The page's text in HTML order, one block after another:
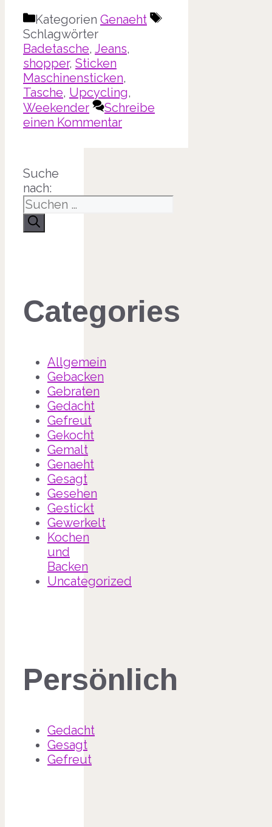
Kategorien Genaeht
Schlagwörter
Badetasche, Jeans,
shopper, Sticken
Maschinensticken,
Tasche, Upcycling,
Weekender
Schreibe
einen Kommentar
Suche
nach:
Categories
Allgemein
Gebacken
Gebraten
Gedacht
Gefreut
Gekocht
Gemalt
Genaeht
Gesagt
Gesehen
Gestickt
Gewerkelt
Kochen
und
Backen
Uncategorized
Persönlich
Gedacht
Gesagt
Gefreut